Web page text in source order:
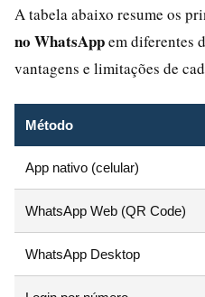
A tabela abaixo resume os
no WhatsAppem diferentes
vantagens e limitações de
Método
App nativo (celular)
WhatsApp Web (QR Code)
WhatsApp Desktop